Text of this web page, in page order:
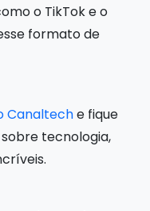
o TikTok e o
formato de
Canalteche fique
tecnologia,